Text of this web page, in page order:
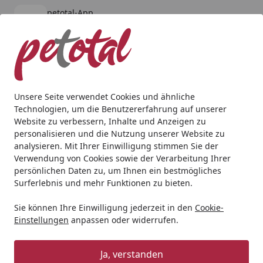
Unsere Seite verwendet Cookies und ähnliche
Technologien, um die Benutzererfahrung auf unserer
Website zu verbessern, Inhalte und Anzeigen zu
personalisieren und die Nutzung unserer Website zu
analysieren. Mit Ihrer Einwilligung stimmen Sie der
Verwendung von Cookies sowie der Verarbeitung Ihrer
persönlichen Daten zu, um Ihnen ein bestmögliches
Surferlebnis und mehr Funktionen zu bieten.
Sie können Ihre Einwilligung jederzeit in den Cookie-
Einstellungen anpassen oder widerrufen.
Ja, verstanden
petotal-App
kostenlos - Im App Store
Alle Produkte
Mein Konto
Suchen
Startseite
Aquaristik Aquarien Aquarium mit Unterschrank
Red Sea REEFER™ 300 G2+ Deluxe
System